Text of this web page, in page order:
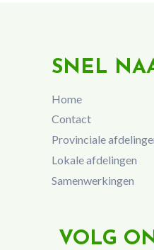
SNEL
Home
Contact
Provinciale
Lokale afdelingen
Samenwerkingen
VOLG